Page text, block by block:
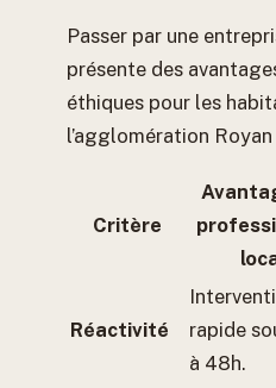
Passer par une
présente des
éthiques pour les
l’agglomération
Critère
Réactivité
rapide
à 48h.